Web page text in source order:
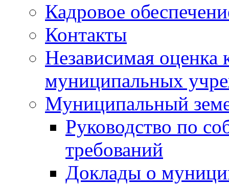
Кадровое
Контакты
Независимая оценка
муниципальных
Муниципальный
Руководство по
требований
Доклады о